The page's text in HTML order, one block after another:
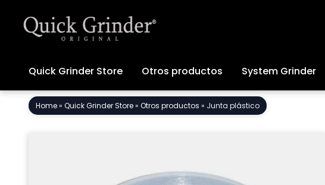
Ir
Quick Grinder Store Otros productos System Grinder
Home» Quick Grinder Store» Otros productos » Junta plástico